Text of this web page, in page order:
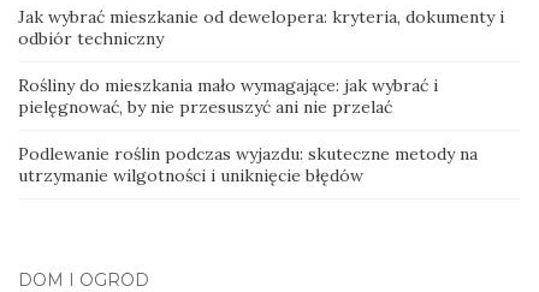
Jak wybrać mieszkanie od dewelopera: kryteria, dokumenty i
odbiór techniczny
Rośliny do mieszkania mało wymagające: jak wybrać i
pielęgnować, by nie przesuszyć ani nie przelać
Podlewanie roślin podczas wyjazdu: skuteczne metody na
utrzymanie wilgotności i uniknięcie błędów
DOM I OGRÓD